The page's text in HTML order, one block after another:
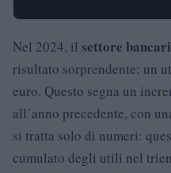
Nel 2024, il settore
risultato sorprendente: un
euro. Questo segna un
all’anno precedente, con
si tratta solo di numeri:
cumulato degli utili nel